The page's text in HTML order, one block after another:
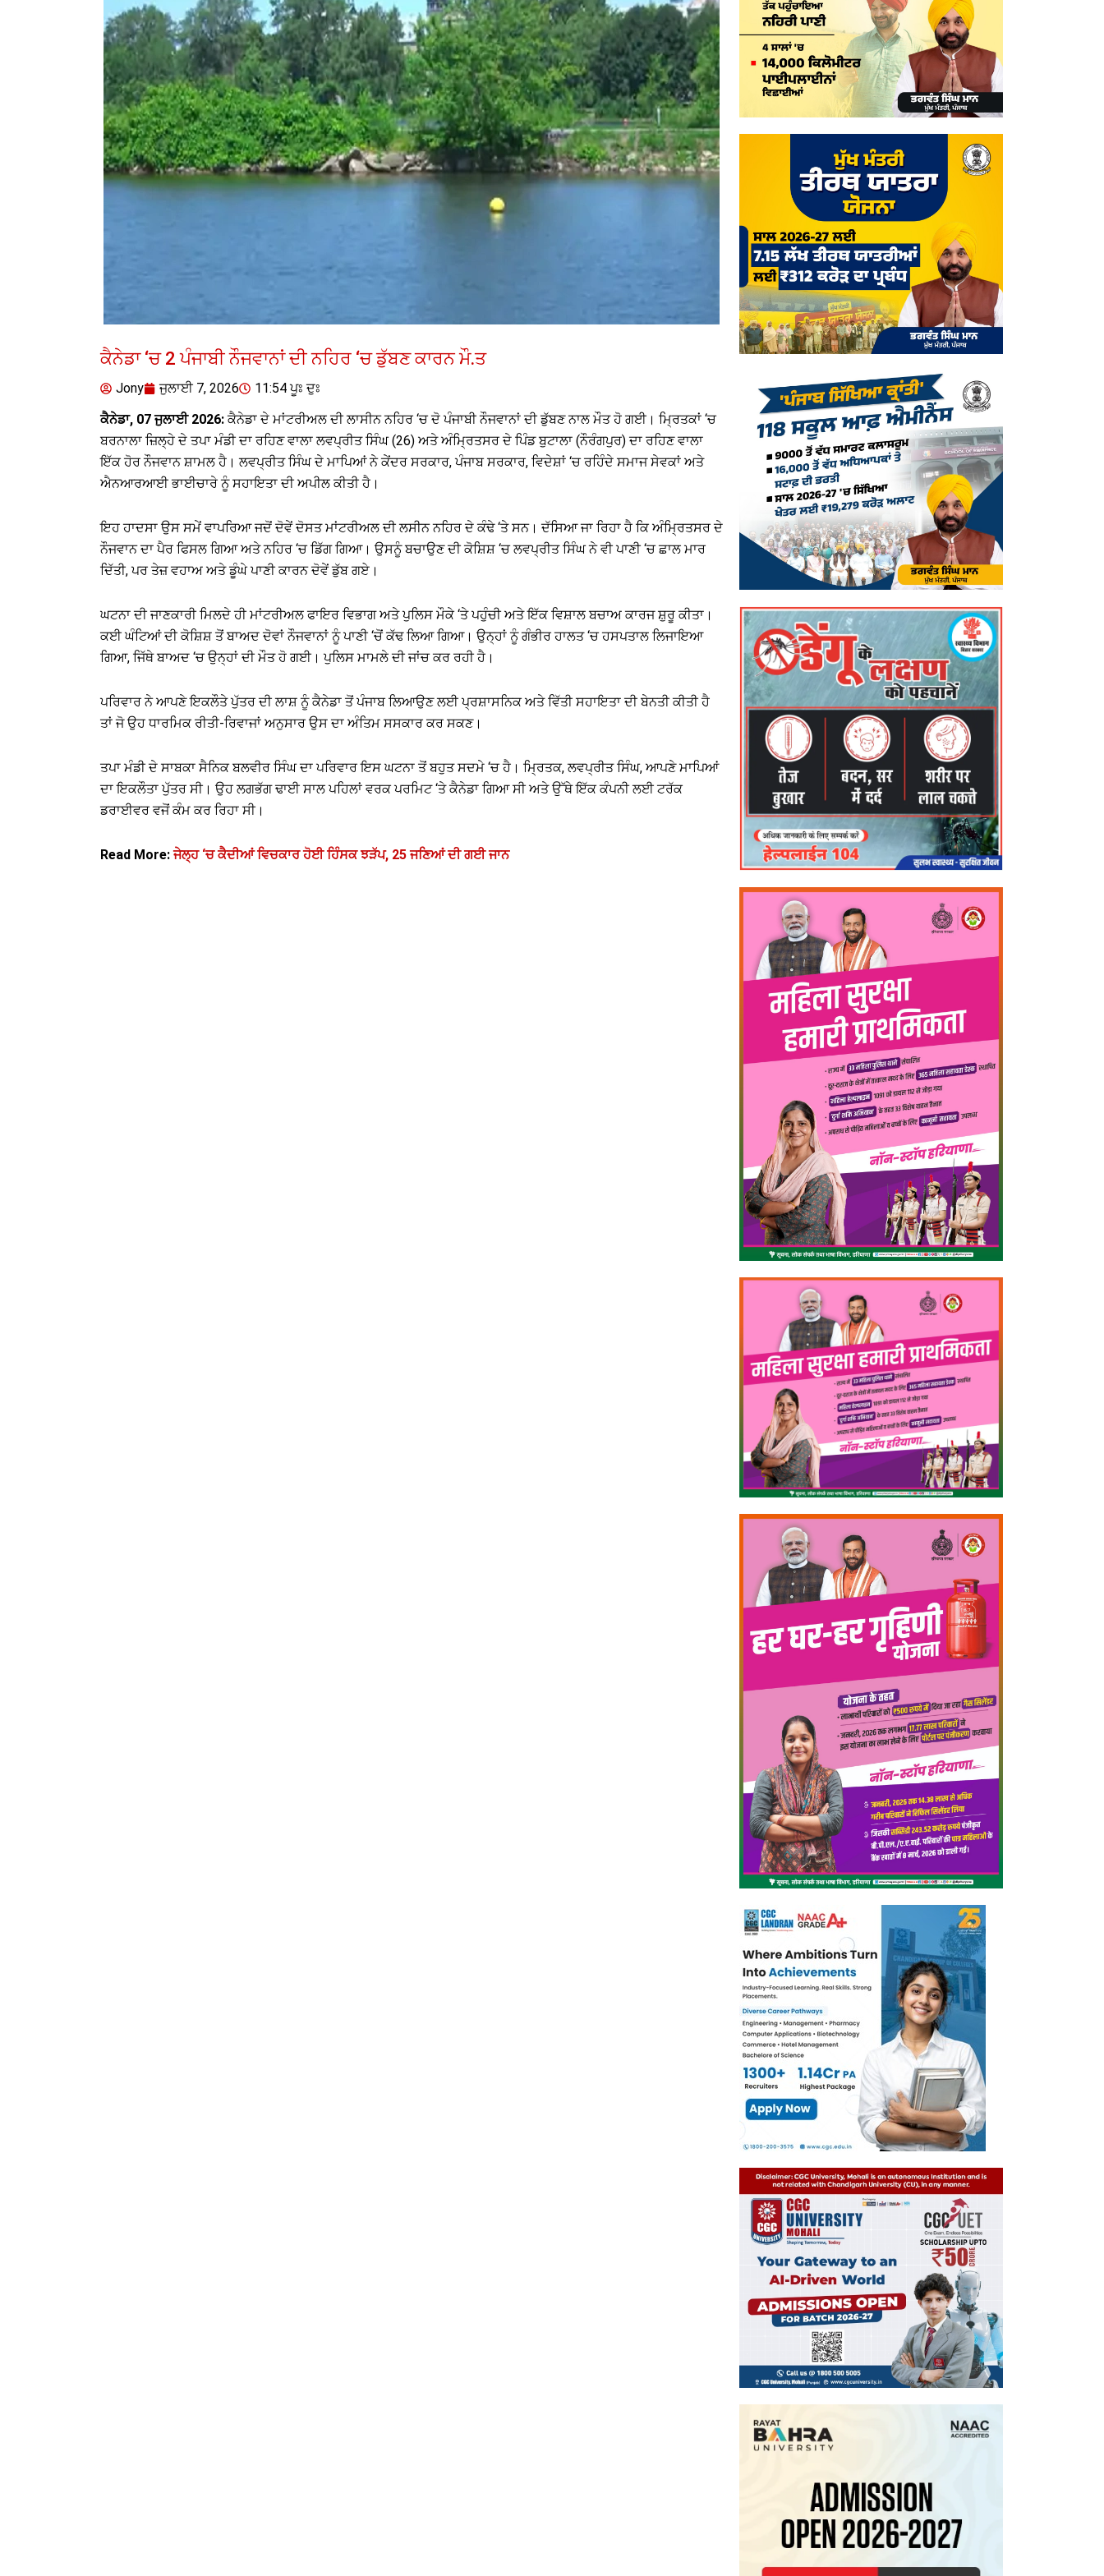
ਕੈਨੇਡਾ ‘ਚ 2 ਪੰਜਾਬੀ ਨੌਜਵਾਨਾਂ ਦੀ ਨਹਿਰ ‘ਚ ਡੁੱਬਣ ਕਾਰਨ ਮੌ.ਤ
Jony ਜੁਲਾਈ 7, 2026
11:54 ਪੂਃ ਦੁਃ
ਕੈਨੇਡਾ, 07 ਜੁਲਾਈ 2026:ਕੈਨੇਡਾ ਦੇ ਮਾਂਟਰੀਅਲ ਦੀ ਲਾਸੀਨ ਨਹਿਰ ‘ਚ ਦੋ ਪੰਜਾਬੀ ਨੌਜਵਾਨਾਂ ਦੀ ਡੁੱਬਣ ਨਾਲ ਮੌਤ ਹੋ ਗਈ। ਮ੍ਰਿਤਕਾਂ ‘ਚ
ਬਰਨਾਲਾ ਜ਼ਿਲ੍ਹੇ ਦੇ ਤਪਾ ਮੰਡੀ ਦਾ ਰਹਿਣ ਵਾਲਾ ਲਵਪ੍ਰੀਤ ਸਿੰਘ (26) ਅਤੇ ਅੰਮ੍ਰਿਤਸਰ ਦੇ ਪਿੰਡ ਬੁਟਾਲਾ (ਨੌਰੰਗਪੁਰ) ਦਾ ਰਹਿਣ ਵਾਲਾ
ਇੱਕ ਹੋਰ ਨੌਜਵਾਨ ਸ਼ਾਮਲ ਹੈ। ਲਵਪ੍ਰੀਤ ਸਿੰਘ ਦੇ ਮਾਪਿਆਂ ਨੇ ਕੇਂਦਰ ਸਰਕਾਰ, ਪੰਜਾਬ ਸਰਕਾਰ, ਵਿਦੇਸ਼ਾਂ ‘ਚ ਰਹਿੰਦੇ ਸਮਾਜ ਸੇਵਕਾਂ ਅਤੇ
ਐਨਆਰਆਈ ਭਾਈਚਾਰੇ ਨੂੰ ਸਹਾਇਤਾ ਦੀ ਅਪੀਲ ਕੀਤੀ ਹੈ।
ਇਹ ਹਾਦਸਾ ਉਸ ਸਮੇਂ ਵਾਪਰਿਆ ਜਦੋਂ ਦੋਵੇਂ ਦੋਸਤ ਮਾਂਟਰੀਅਲ ਦੀ ਲਸੀਨ ਨਹਿਰ ਦੇ ਕੰਢੇ ‘ਤੇ ਸਨ। ਦੱਸਿਆ ਜਾ ਰਿਹਾ ਹੈ ਕਿ ਅੰਮ੍ਰਿਤਸਰ ਦੇ
ਨੌਜਵਾਨ ਦਾ ਪੈਰ ਫਿਸਲ ਗਿਆ ਅਤੇ ਨਹਿਰ ‘ਚ ਡਿੱਗ ਗਿਆ। ਉਸਨੂੰ ਬਚਾਉਣ ਦੀ ਕੋਸ਼ਿਸ਼ ‘ਚ ਲਵਪ੍ਰੀਤ ਸਿੰਘ ਨੇ ਵੀ ਪਾਣੀ ‘ਚ ਛਾਲ ਮਾਰ
ਦਿੱਤੀ, ਪਰ ਤੇਜ਼ ਵਹਾਅ ਅਤੇ ਡੂੰਘੇ ਪਾਣੀ ਕਾਰਨ ਦੋਵੇਂ ਡੁੱਬ ਗਏ।
ਘਟਨਾ ਦੀ ਜਾਣਕਾਰੀ ਮਿਲਦੇ ਹੀ ਮਾਂਟਰੀਅਲ ਫਾਇਰ ਵਿਭਾਗ ਅਤੇ ਪੁਲਿਸ ਮੌਕੇ ‘ਤੇ ਪਹੁੰਚੀ ਅਤੇ ਇੱਕ ਵਿਸ਼ਾਲ ਬਚਾਅ ਕਾਰਜ ਸ਼ੁਰੂ ਕੀਤਾ।
ਕਈ ਘੰਟਿਆਂ ਦੀ ਕੋਸ਼ਿਸ਼ ਤੋਂ ਬਾਅਦ ਦੋਵਾਂ ਨੌਜਵਾਨਾਂ ਨੂੰ ਪਾਣੀ ‘ਚੋਂ ਕੱਢ ਲਿਆ ਗਿਆ। ਉਨ੍ਹਾਂ ਨੂੰ ਗੰਭੀਰ ਹਾਲਤ ‘ਚ ਹਸਪਤਾਲ ਲਿਜਾਇਆ
ਗਿਆ, ਜਿੱਥੇ ਬਾਅਦ ‘ਚ ਉਨ੍ਹਾਂ ਦੀ ਮੌਤ ਹੋ ਗਈ। ਪੁਲਿਸ ਮਾਮਲੇ ਦੀ ਜਾਂਚ ਕਰ ਰਹੀ ਹੈ।
ਪਰਿਵਾਰ ਨੇ ਆਪਣੇ ਇਕਲੌਤੇ ਪੁੱਤਰ ਦੀ ਲਾਸ਼ ਨੂੰ ਕੈਨੇਡਾ ਤੋਂ ਪੰਜਾਬ ਲਿਆਉਣ ਲਈ ਪ੍ਰਸ਼ਾਸਨਿਕ ਅਤੇ ਵਿੱਤੀ ਸਹਾਇਤਾ ਦੀ ਬੇਨਤੀ ਕੀਤੀ ਹੈ
ਤਾਂ ਜੋ ਉਹ ਧਾਰਮਿਕ ਰੀਤੀ-ਰਿਵਾਜਾਂ ਅਨੁਸਾਰ ਉਸ ਦਾ ਅੰਤਿਮ ਸਸਕਾਰ ਕਰ ਸਕਣ।
ਤਪਾ ਮੰਡੀ ਦੇ ਸਾਬਕਾ ਸੈਨਿਕ ਬਲਵੀਰ ਸਿੰਘ ਦਾ ਪਰਿਵਾਰ ਇਸ ਘਟਨਾ ਤੋਂ ਬਹੁਤ ਸਦਮੇ ‘ਚ ਹੈ। ਮ੍ਰਿਤਕ, ਲਵਪ੍ਰੀਤ ਸਿੰਘ, ਆਪਣੇ ਮਾਪਿਆਂ
ਦਾ ਇਕਲੌਤਾ ਪੁੱਤਰ ਸੀ। ਉਹ ਲਗਭੱਗ ਢਾਈ ਸਾਲ ਪਹਿਲਾਂ ਵਰਕ ਪਰਮਿਟ ‘ਤੇ ਕੈਨੇਡਾ ਗਿਆ ਸੀ ਅਤੇ ਉੱਥੇ ਇੱਕ ਕੰਪਨੀ ਲਈ ਟਰੱਕ
ਡਰਾਈਵਰ ਵਜੋਂ ਕੰਮ ਕਰ ਰਿਹਾ ਸੀ।
Read More:ਜੇਲ੍ਹ ‘ਚ ਕੈਦੀਆਂ ਵਿਚਕਾਰ ਹੋਈ ਹਿੰਸਕ ਝੜੱਪ, 25 ਜਣਿਆਂ ਦੀ ਗਈ ਜਾਨ